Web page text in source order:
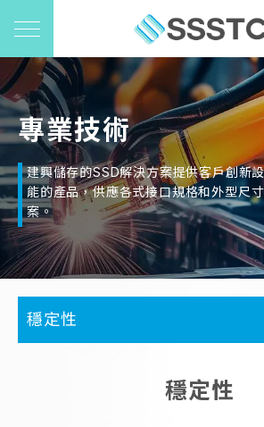
專業技術
建興儲存的SSD解決方案提供客戶創新
能的產品，供應各式接口規格和外型尺
案。
穩定性
穩定性